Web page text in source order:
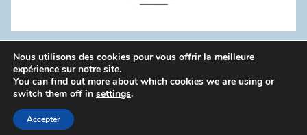
WordPress Theme: Donovan by ThemeZee.
Politique de confidentialité
Nous utilisons des cookies pour vous offrir la meilleure
expérience sur notre site.
You can find out more about which cookies we are using or
switch them off in settings.
Accepter